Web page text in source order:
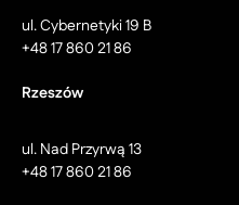
ul. Cybernetyki 19 B
+48 17 860 21 86
Rzeszów
ul. Nad Przyrwą 13
+48 17 860 21 86